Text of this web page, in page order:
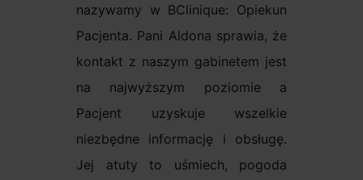
nazywamy w BClinique: Opiekun
Pacjenta. Pani Aldona sprawia, że
kontakt z naszym gabinetem jest
na najwyższym poziomie a
Pacjent uzyskuje wszelkie
niezbędne informację i obsługę.
Jej atuty to uśmiech, pogoda